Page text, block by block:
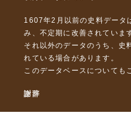
1607年2月以前の史料データ
み、不定期に改善されていま
それ以外のデータのうち、史
れている場合があります。
このデータベースについて も
謝辞